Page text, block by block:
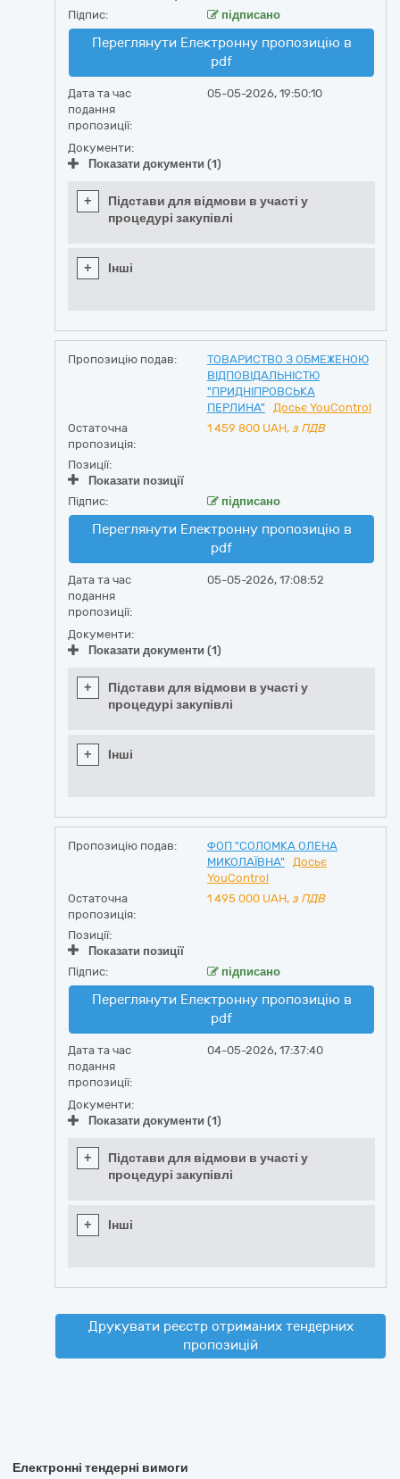
Підпис:
підписано
Переглянути Електронну пропозицію в
pdf
Дата та час
подання
пропозиції:
05-05-2026, 19:50:10
Документи:
Показати документи (1)
+
Підстави для відмови в участі у
процедурі закупівлі
+ Інші
Пропозицію подав:
ТОВАРИСТВО З ОБМЕЖЕНОЮ
ВІДПОВІДАЛЬНІСТЮ
"ПРИДНІПРОВСЬКА
ПЕРЛИНА"
Досьє YouControl
Остаточна
пропозиція:
1 459 800 UAH, з ПДВ
Позиції:
Показати позиції
Підпис:
підписано
Переглянути Електронну пропозицію в
pdf
Дата та час
подання
пропозиції:
05-05-2026, 17:08:52
Документи:
Показати документи (1)
+
Підстави для відмови в участі у
процедурі закупівлі
+ Інші
Пропозицію подав:
ФОП "СОЛОМКА ОЛЕНА
МИКОЛАЇВНА"
Досьє
YouControl
Остаточна
пропозиція:
1 495 000 UAH, з ПДВ
Позиції:
Показати позиції
Підпис:
підписано
Переглянути Електронну пропозицію в
pdf
Дата та час
подання
пропозиції:
04-05-2026, 17:37:40
Документи:
Показати документи (1)
+
Підстави для відмови в участі у
процедурі закупівлі
+ Інші
Друкувати реєстр отриманих тендерних
пропозицій
Електронні тендерні вимоги